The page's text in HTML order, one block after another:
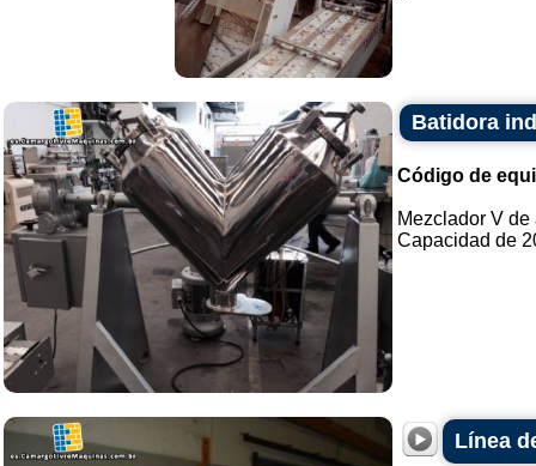
Batidora
Código de
Mezclador V
Capacidad de
Línea